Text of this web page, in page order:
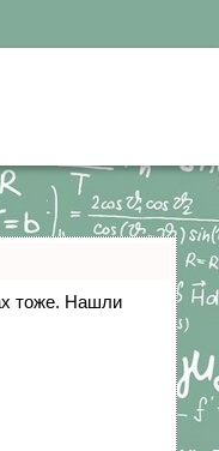
тоже. Нашли